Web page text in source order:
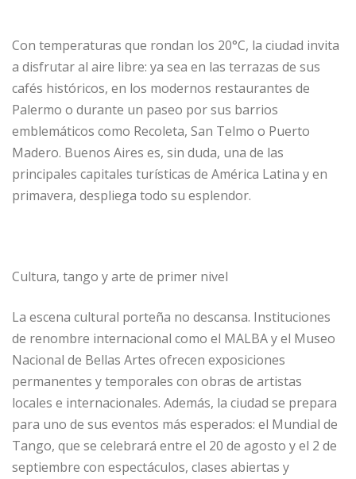
Con temperaturas que rondan los 20°C, la ciudad invita
a disfrutar al aire libre: ya sea en las terrazas de sus
cafés históricos, en los modernos restaurantes de
Palermo o durante un paseo por sus barrios
emblemáticos como Recoleta, San Telmo o Puerto
Madero. Buenos Aires es, sin duda, una de las
principales capitales turísticas de América Latina y en
primavera, despliega todo su esplendor.
Cultura, tango y arte de primer nivel
La escena cultural porteña no descansa. Instituciones
de renombre internacional como el MALBA y el Museo
Nacional de Bellas Artes ofrecen exposiciones
permanentes y temporales con obras de artistas
locales e internacionales. Además, la ciudad se prepara
para uno de sus eventos más esperados: el Mundial de
Tango, que se celebrará entre el 20 de agosto y el 2 de
septiembre con espectáculos, clases abiertas y